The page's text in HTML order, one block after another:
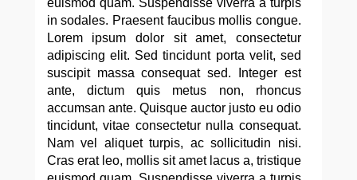
euismod quam. Suspendisse viverra a turpis
in sodales. Praesent faucibus mollis congue.
Lorem ipsum dolor sit amet, consectetur
adipiscing elit. Sed tincidunt porta velit, sed
suscipit massa consequat sed. Integer est
ante, dictum quis metus non, rhoncus
accumsan ante. Quisque auctor justo eu odio
tincidunt, vitae consectetur nulla consequat.
Nam vel aliquet turpis, ac sollicitudin nisi.
Cras erat leo, mollis sit amet lacus a, tristique